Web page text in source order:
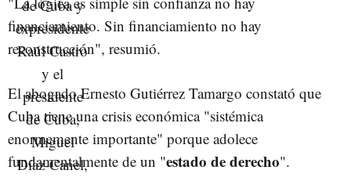
financiamiento. Sin financiamiento no hay
reconstrucción", resumió.
El abogado Ernesto Gutiérrez Tamargo constató que
Cuba tiene una crisis económica "sistémica
enormemente importante" porque adolece
fundamentalmente de un "estado de derecho".